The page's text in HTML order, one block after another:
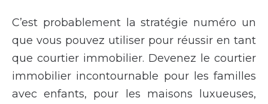
C’est probablement la stratégie numéro un
que vous pouvez utiliser pour réussir en tant
que courtier immobilier. Devenez le courtier
immobilier incontournable pour les familles
avec enfants, pour les maisons luxueuses,